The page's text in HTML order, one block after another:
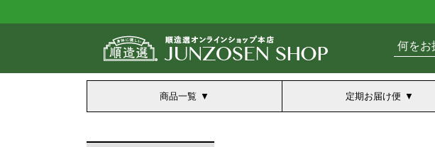
商品一覧 定期お届け便